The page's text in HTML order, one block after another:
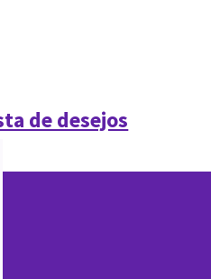
de desejos